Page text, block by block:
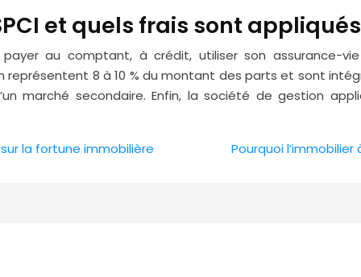
et quels frais sont
au comptant, à crédit, utiliser son assurance-
8 à 10 % du montant des parts et sont
marché secondaire. Enfin, la société de gestion
la fortune immobilière Pourquoi